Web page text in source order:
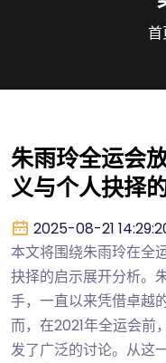
首
朱雨玲全运会
义与个人抉择
2025-08-21
本文将围绕朱雨玲在全
抉择的启示展开分析。
手，一直以来凭借卓越
而，在2021年全运会前
发了广泛的讨论。从这